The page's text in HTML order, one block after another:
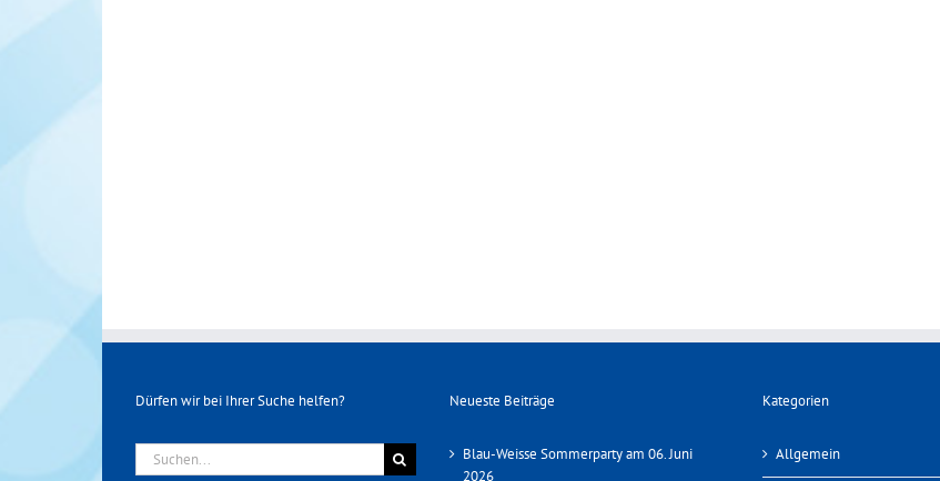
Dürfen wir bei Ihrer Suche helfen?
Suche
nach:
Neueste Beiträge
Blau-Weisse Sommerparty am 06. Juni
2026
Kategorien
Allgemein